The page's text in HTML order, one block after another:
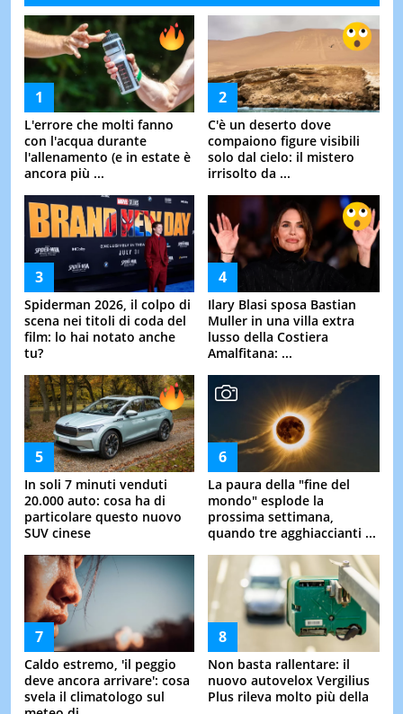
L'errore che molti fanno
con l'acqua durante
l'allenamento (e in estate è
ancora più ...
C'è un deserto dove
compaiono figure visibili
solo dal cielo: il mistero
irrisolto da ...
Spiderman 2026, il colpo di
scena nei titoli di coda del
film: lo hai notato anche
tu?
Ilary Blasi sposa Bastian
Muller in una villa extra
lusso della Costiera
Amalfitana: ...
In soli 7 minuti venduti
20.000 auto: cosa ha di
particolare questo nuovo
SUV cinese
La paura della "fine del
mondo" esplode la
prossima settimana,
quando tre agghiaccianti ...
Caldo estremo, 'il peggio
deve ancora arrivare': cosa
svela il climatologo sul
Non basta rallentare: il
nuovo autovelox Vergilius
Plus rileva molto più della